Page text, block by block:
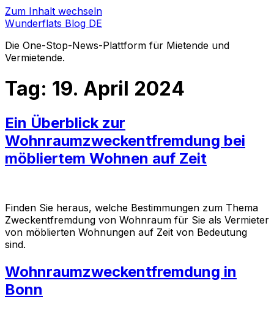
Zum Inhalt wechseln
Wunderflats Blog DE
Die One-Stop-News-Plattform für Mietende und
Vermietende.
Tag: 19. April 2024
Ein Überblick zur
Wohnraumzweckentfremdung bei
möbliertem Wohnen auf Zeit
Finden Sie heraus, welche Bestimmungen zum Thema
Zweckentfremdung von Wohnraum für Sie als Vermieter
von möblierten Wohnungen auf Zeit von Bedeutung
sind.
Wohnraumzweckentfremdung in
Bonn